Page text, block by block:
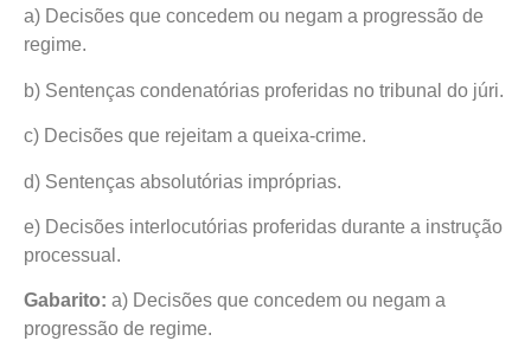
a) Decisões que concedem ou negam a progressão de
regime.
b) Sentenças condenatórias proferidas no tribunal do júri.
c) Decisões que rejeitam a queixa-crime.
d) Sentenças absolutórias impróprias.
e) Decisões interlocutórias proferidas durante a instrução
processual.
Gabarito: a) Decisões que concedem ou negam a
progressão de regime.